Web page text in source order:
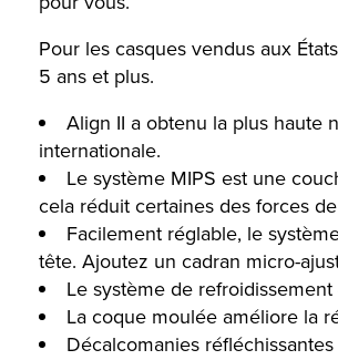
Pour les casques vendus aux
5 ans et plus.
Align II a obtenu la plus haute
internationale.
Le système MIPS est une
cela réduit certaines des forces
Facilement réglable, le
tête. Ajoutez un cadran micro-
Le système de
La coque moulée améliore la
Décalcomanies